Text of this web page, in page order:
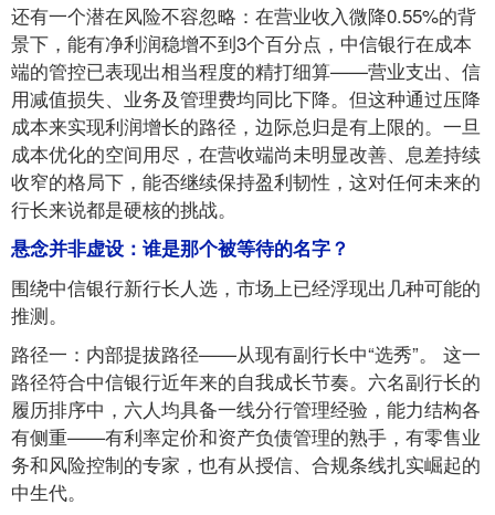
还有一个潜在风险不容忽略：在营业收入微降0.55%的背
景下，能有净利润稳增不到3个百分点，中信银行在成本
端的管控已表现出相当程度的精打细算——营业支出、信
用减值损失、业务及管理费均同比下降。但这种通过压降
成本来实现利润增长的路径，边际总归是有上限的。一旦
成本优化的空间用尽，在营收端尚未明显改善、息差持续
收窄的格局下，能否继续保持盈利韧性，这对任何未来的
行长来说都是硬核的挑战。
悬念并非虚设：谁是那个被等待的名字？
围绕中信银行新行长人选，市场上已经浮现出几种可能的
推测。
路径一：内部提拔路径——从现有副行长中“选秀”。 这一
路径符合中信银行近年来的自我成长节奏。六名副行长的
履历排序中，六人均具备一线分行管理经验，能力结构各
有侧重——有利率定价和资产负债管理的熟手，有零售业
务和风险控制的专家，也有从授信、合规条线扎实崛起的
中生代。